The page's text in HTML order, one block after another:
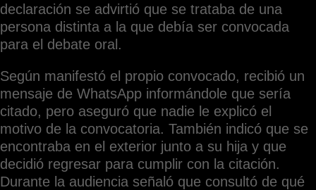
declaración se advirtió que se trataba de una
persona distinta a la que debía ser convocada
para el debate oral.
Según manifestó el propio convocado, recibió un
mensaje de WhatsApp informándole que sería
citado, pero aseguró que nadie le explicó el
motivo de la convocatoria. También indicó que se
encontraba en el exterior junto a su hija y que
decidió regresar para cumplir con la citación.
Durante la audiencia señaló que consultó de qué